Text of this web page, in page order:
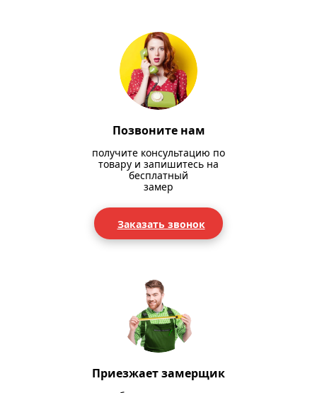
Позвоните нам
получите консультацию по
товару и запишитесь на
бесплатный
замер
Заказать звонок
Приезжает замерщик